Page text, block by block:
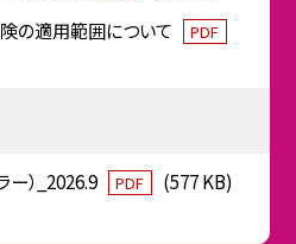
の適用範囲について
PDF
ー）_2026.9 PDF (577 KB)